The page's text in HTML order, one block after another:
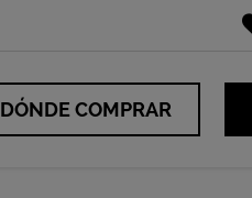
DÓNDE COMPRAR